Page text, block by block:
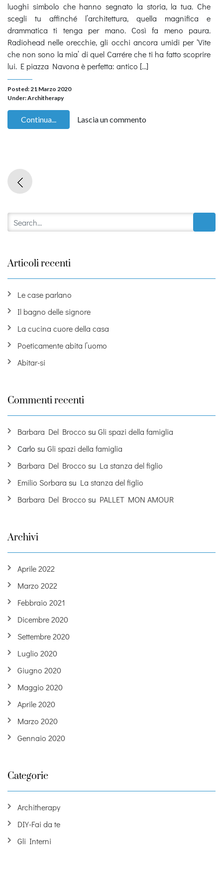
luoghi simbolo che hanno segnato la storia, la tua. Che
scegli tu affinché l’architettura, quella magnifica e
drammatica ti tenga per mano. Così fa meno paura.
Radiohead nelle orecchie, gli occhi ancora umidi per ‘Vite
che non sono la mia’ di quel Carrére che ti ha fatto scoprire
lui. E piazza Navona è perfetta: antico […]
Posted: 21 Marzo 2020
Under:Architherapy
Continua... Lascia un commento
Articoli recenti
Le case parlano
Il bagno delle signore
La cucina cuore della casa
Poeticamente abita l’uomo
Abitar-si
Commenti recenti
Barbara Del Brocco su Gli spazi della famiglia
Carlo su Gli spazi della famiglia
Barbara Del Brocco su La stanza del figlio
Emilio Sorbara su La stanza del figlio
Barbara Del Brocco su PALLET MON AMOUR
Archivi
Aprile 2022
Marzo 2022
Febbraio 2021
Dicembre 2020
Settembre 2020
Luglio 2020
Giugno 2020
Maggio 2020
Aprile 2020
Marzo 2020
Gennaio 2020
Categorie
Architherapy
DIY-Fai da te
Gli Interni